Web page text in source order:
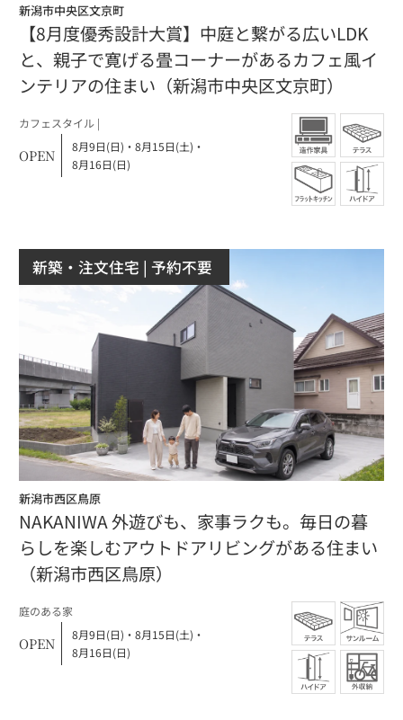
新潟市中央区文京町
【8月度優秀設計大賞】中庭と繋がる広いLDK
と、親子で寛げる畳コーナーがあるカフェ風イ
ンテリアの住まい（新潟市中央区文京町）
カフェスタイル |
OPEN
8月9日(日) ・ 8月15日(土) ・
8月16日(日)
新築・注文住宅 | 予約不要
新潟市西区鳥原
NAKANIWA 外遊びも、家事ラクも。毎日の暮
らしを楽しむアウトドアリビングがある住まい
（新潟市西区鳥原）
庭のある家
OPEN
8月9日(日) ・ 8月15日(土) ・
8月16日(日)